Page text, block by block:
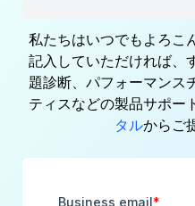
私たちはいつでもよろこ
記入していただければ、
題診断、パフォーマンス
ティスなどの製品サポー
タルからご